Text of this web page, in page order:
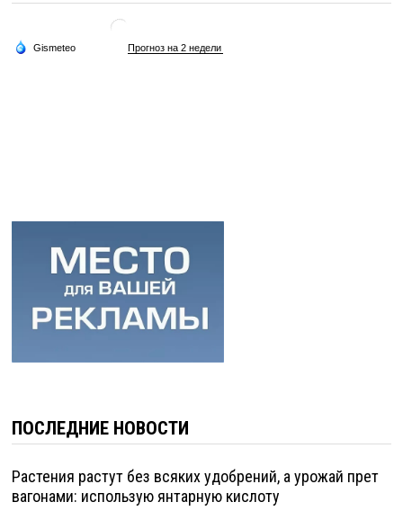
ПОСЛЕДНИЕ НОВОСТИ
Растения растут без всяких удобрений, а урожай прет
вагонами: использую янтарную кислоту